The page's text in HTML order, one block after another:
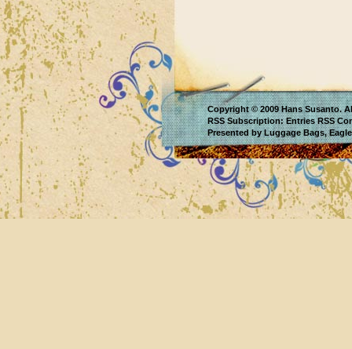
Copyright © 2009Hans Susanto.
RSS Subscription:Entries RSS
Presented byLuggage Bags,